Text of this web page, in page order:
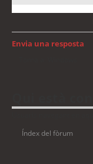
Envia una resposta
Índex del fòrum